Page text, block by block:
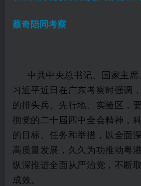
蔡奇陪同考察
中共中央总书记、国家主
习近平近日在广东考察时强调
的排头兵、先行地、实验区，
彻党的二十届四中全会精神，
的目标、任务和举措，以全面
高质量发展，久久为功推动粤
纵深推进全面从严治党，不断
成效。